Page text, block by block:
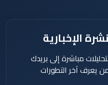
الإخبارية
مباشرة إلى بريدك
يعرف آخر التطورات